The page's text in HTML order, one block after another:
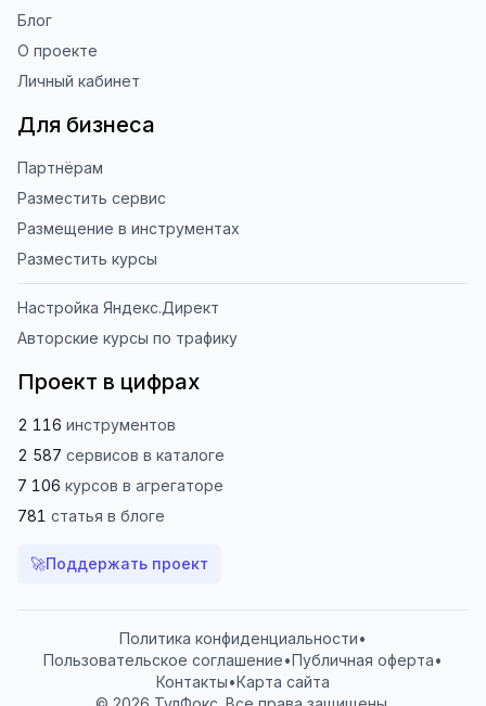
Блог
О проекте
Личный кабинет
Для бизнеса
Партнёрам
Разместить сервис
Размещение в инструментах
Разместить курсы
Настройка Яндекс.Директ
Авторские курсы по трафику
Проект в цифрах
2 116 инструментов
2 587 сервисов в каталоге
7 106 курсов в агрегаторе
781 статья в блоге
🚀Поддержать проект
Политика конфиденциальности•
Пользовательское соглашение•Публичная оферта•
Контакты•Карта сайта